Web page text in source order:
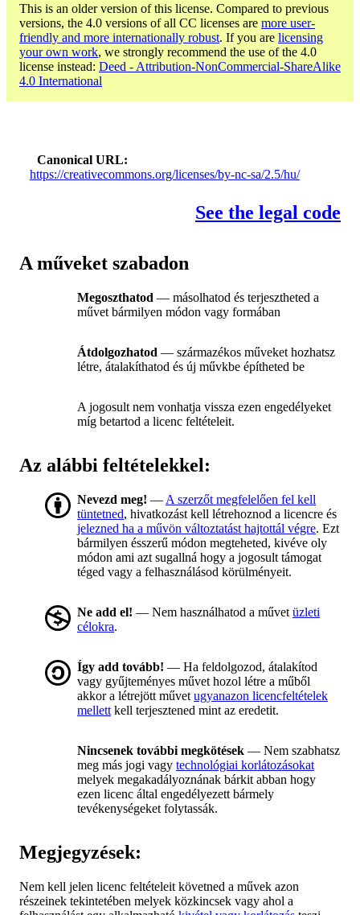
This is an older version of this license. Compared to previous
versions, the 4.0 versions of all CC licenses are more user-
friendly and more internationally robust. If you are licensing
your own work, we strongly recommend the use of the 4.0
license instead: Deed - Attribution-NonCommercial-ShareAlike
4.0 International
Canonical URL
https://creativecommons.org/licenses/by-nc-sa/2.5/hu/
See the legal code
A műveket szabadon
Megoszthatod — másolhatod és terjesztheted a
művet bármilyen módon vagy formában
Átdolgozhatod — származékos műveket hozhatsz
létre, átalakíthatod és új művkbe építheted be
A jogosult nem vonhatja vissza ezen engedélyeket
míg betartod a licenc feltételeit.
Az alábbi feltételekkel:
Nevezd meg! — A szerzőt megfelelően fel kell
tüntetned, hivatkozást kell létrehoznod a licencre és
jelezned ha a művön változtatást hajtottál végre. Ezt
bármilyen ésszerű módon megteheted, kivéve oly
módon ami azt sugallná hogy a jogosult támogat
téged vagy a felhasználásod körülményeit.
Ne add el! — Nem használhatod a művet üzleti
célokra.
Így add tovább! — Ha feldolgozod, átalakítod
vagy gyűjteményes művet hozol létre a műből
akkor a létrejött művet ugyanazon licencfeltételek
mellett kell terjesztened mint az eredetit.
Nincsenek további megkötések — Nem szabhatsz
meg más jogi vagy technológiai korlátozásokat
melyek megakadályoznának bárkit abban hogy
ezen licenc által engedélyezett bármely
tevékenységeket folytassák.
Megjegyzések:
Nem kell jelen licenc feltételeit követned a művek azon
részeinek tekintetében melyek közkincsek vagy ahol a